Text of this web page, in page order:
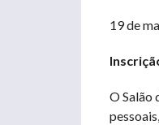
19 de
O Salão